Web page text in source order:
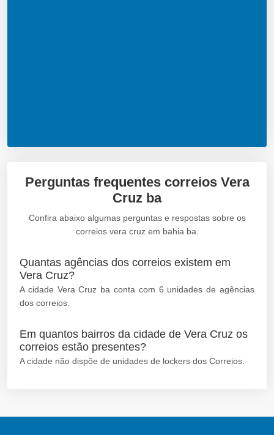
Perguntas frequentes correios Vera
Cruz ba
Confira abaixo algumas perguntas e respostas sobre os
correios vera cruz em bahia ba.
Quantas agências dos correios existem em
Vera Cruz?
A cidade Vera Cruz ba conta com 6 unidades de agências
dos correios.
Em quantos bairros da cidade de Vera Cruz os
correios estão presentes?
A cidade não dispõe de unidades de lockers dos Correios.